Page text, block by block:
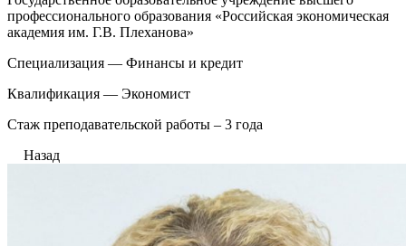
профессионального образования «Российская экономическая
академия им. Г.В. Плеханова»
Специализация — Финансы и кредит
Квалификация — Экономист
Стаж преподавательской работы – 3 года
Назад